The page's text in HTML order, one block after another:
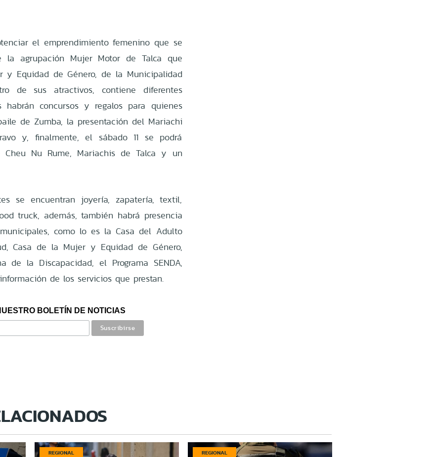
el emprendimiento femenino que se
la agrupación Mujer Motor de Talca que
y Equidad de Género, de la Municipalidad
de sus atractivos, contiene diferentes
habrán concursos y regalos para quienes
de Zumba, la presentación del Mariachi
y, finalmente, el sábado 11 se podrá
Cheu Nu Rume, Mariachis de Talca y un
se encuentran joyería, zapatería, textil,
truck, además, también habrá presencia
como lo es la Casa del Adulto
Casa de la Mujer y Equidad de Género,
de la Discapacidad, el Programa SENDA,
de los servicios que prestan.
BOLETÍN DE NOTICIAS
REGIONAL REGIONAL